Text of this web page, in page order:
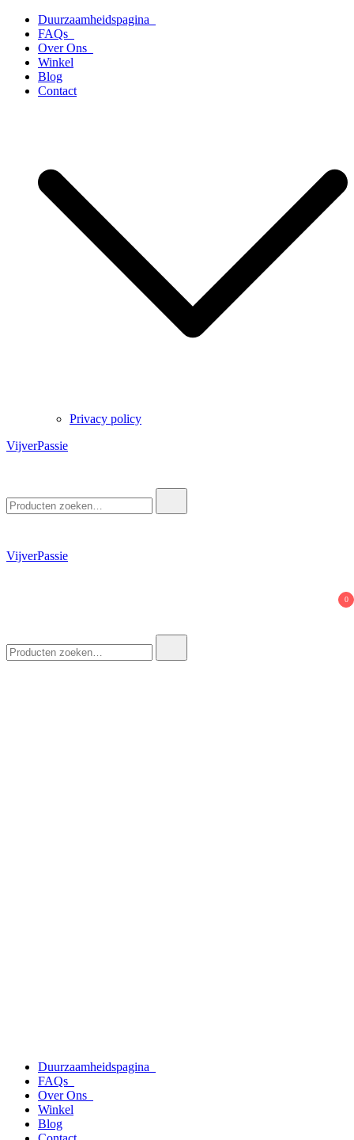
naar
inhoud
Duurzaamheidspagina
FAQs
Over Ons
Winkel
Blog
Contact
Privacy policy
VijverPassie
naar:
VijverPassie
0
naar:
Duurzaamheidspagina
FAQs
Over Ons
Winkel
Blog